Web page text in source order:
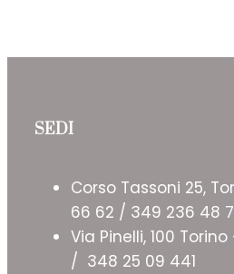
SEDI
Corso Tassoni 25,
66 62 / 349 236 48
Via Pinelli, 100
/ 348 25 09 441